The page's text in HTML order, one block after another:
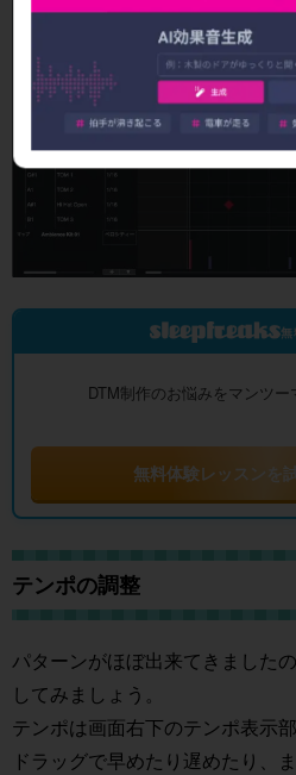
無
DTM制作のお悩みをマンツ
無料体験レッスン
テンポの調整
パターンがほぼ出来てきました
してみましょう。
テンポは画面右下のテンポ表示
ドラッグで早めたり遅めたり、